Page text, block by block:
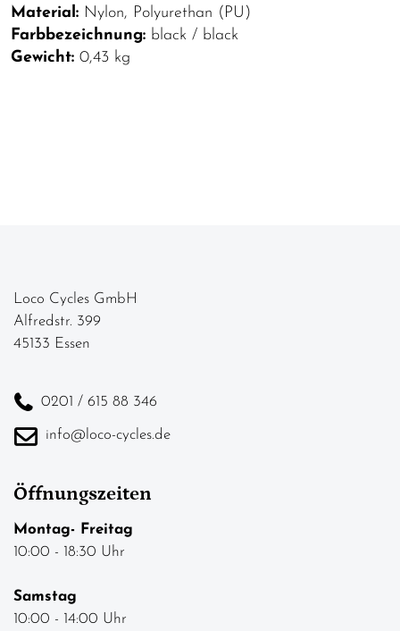
Material: Nylon, Polyurethan (PU)
Farbbezeichnung: black / black
Gewicht: 0,43 kg
Loco Cycles GmbH
Alfredstr. 399
45133 Essen
0201 / 615 88 346
info@loco-cycles.de
Öffnungszeiten
Montag- Freitag
10:00 - 18:30 Uhr
Samstag
10:00 - 14:00 Uhr